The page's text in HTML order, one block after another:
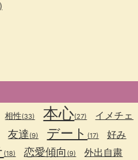
相性(33) 本心(27)
イメチェ
友達 (9) デート (17)
好み
(18) 恋愛傾向 (9) 外出自粛